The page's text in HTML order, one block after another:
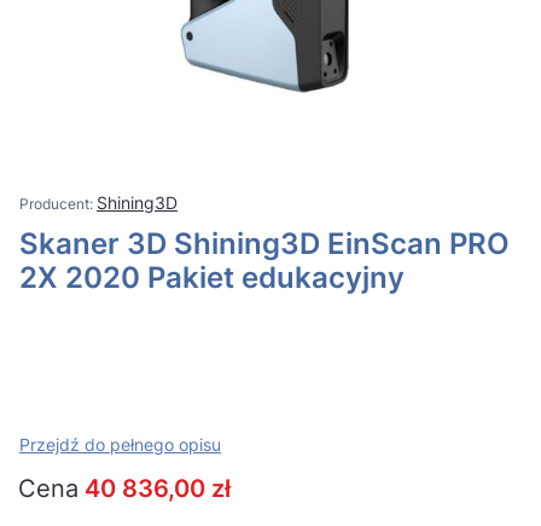
Shining3D
Skaner 3D Shining3D EinScan PRO
2X 2020 Pakiet edukacyjny
Przejdź do pełnego opisu
Cena 40 836,00 zł